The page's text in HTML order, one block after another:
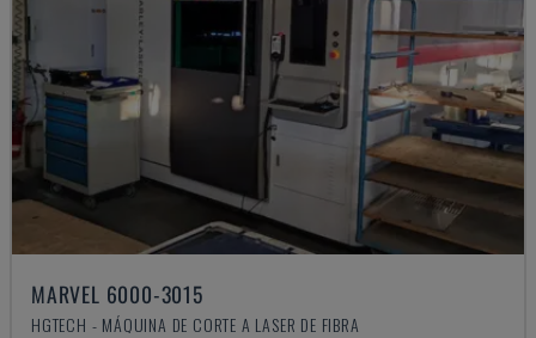
MARVEL 6000-3015
HGTECH - MÁQUINA DE CORTE A LASER DE FIBRA